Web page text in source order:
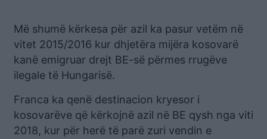
Më shumë kërkesa për azil ka pasur vetëm në
vitet 2015/2016 kur dhjetëra mijëra kosovarë
kanë emigruar drejt BE-së përmes rrugëve
ilegale të Hungarisë.
Franca ka qenë destinacion kryesor i
kosovarëve që kërkojnë azil në BE qysh nga viti
2018, kur për herë të parë zuri vendin e